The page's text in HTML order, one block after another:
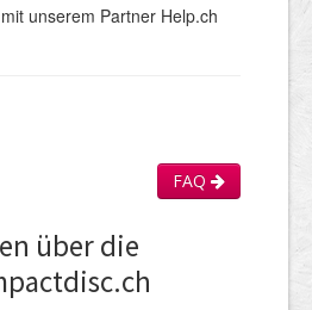
unserem Partner Help.ch
FAQ
über die